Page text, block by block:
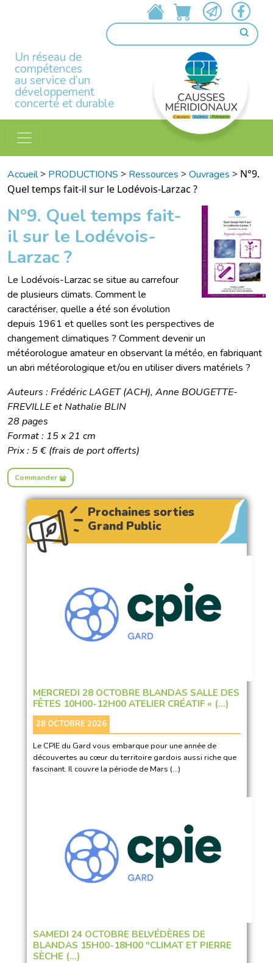
Un réseau de
compétences
au service d’un
développement
concerté et durable
Accueil> PRODUCTIONS > Ressources >Ouvrages > N°9.
Quel temps fait-il sur le Lodévois-Larzac ?
N°9. Quel temps fait-
il sur le Lodévois-
Larzac ?
Le Lodévois-Larzac se situe au carrefour
de plusieurs climats. Comment le
caractériser, quelle a été son évolution
depuis 1961 et quelles sont les perspectives de
changement climatiques ? Comment devenir un
météorologue amateur en observant la météo, en fabriquant
un abri météorologique et/ou en utiliser divers matériels ?
Auteurs : Frédéric LAGET (ACH), Anne BOUGETTE-
FREVILLE et Nathalie BLIN
28 pages
Format : 15 x 21 cm
Prix : 5 € (frais de port offerts)
Commander
Prochaines sorties
Grand Public
MERCREDI 28 OCTOBRE BLANDAS SALLE DES
FÊTES 10H00-12H00 ATELIER CRÉATIF « (…)
28 OCTOBRE 2026
Le CPIE du Gard vous embarque pour une année de
découvertes au cœur du territoire gardois aussi riche que
fascinant. Il couvre la période de Mars (…)
SAMEDI 24 OCTOBRE BELVÉDÈRES DE
BLANDAS 15H00-18H00 "CLIMAT ET PIERRE
SÈCHE (…)